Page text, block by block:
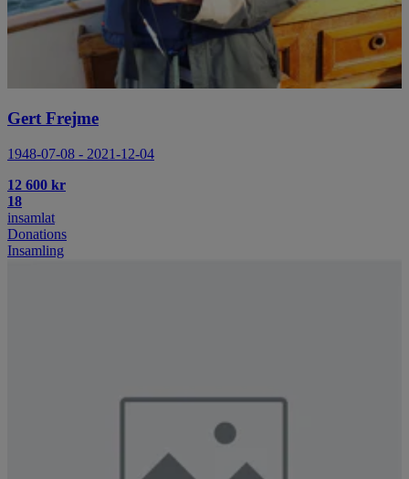
Gert Frejme
1948-07-08 - 2021-12-04
12 600 kr
18
insamlat
Donations
Insamling